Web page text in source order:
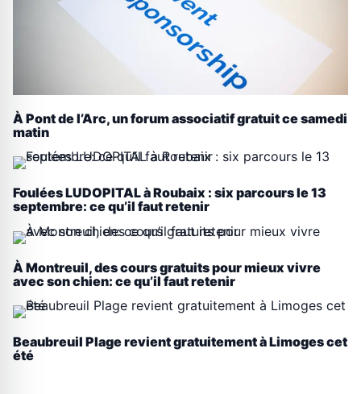
À Pont de l’Arc, un forum associatif gratuit ce samedi
matin
Foulées LUDOPITAL à Roubaix : six parcours le 13
septembre: ce qu’il faut retenir
À Montreuil, des cours gratuits pour mieux vivre
avec son chien: ce qu’il faut retenir
Beaubreuil Plage revient gratuitement à Limoges cet
été